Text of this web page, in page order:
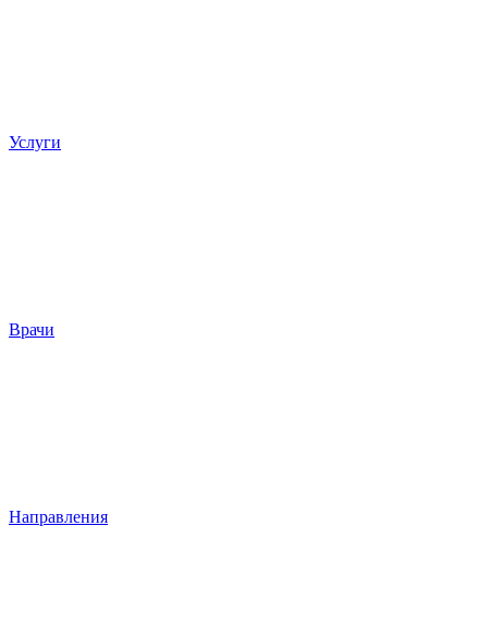
Услуги
Врачи
Направления